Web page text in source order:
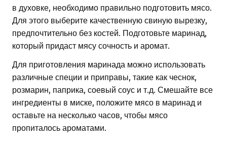
в духовке, необходимо правильно подготовить мясо.
Для этого выберите качественную свиную вырезку,
предпочтительно без костей. Подготовьте маринад,
который придаст мясу сочность и аромат.
Для приготовления маринада можно использовать
различные специи и приправы, такие как чеснок,
розмарин, паприка, соевый соус и т.д. Смешайте все
ингредиенты в миске, положите мясо в маринад и
оставьте на несколько часов, чтобы мясо
пропиталось ароматами.